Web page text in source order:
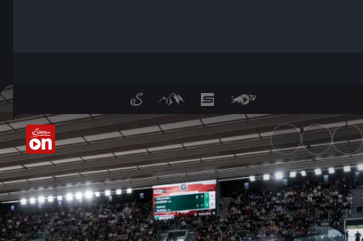
French Open: Tag 11,